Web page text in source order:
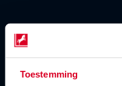
Toestemming